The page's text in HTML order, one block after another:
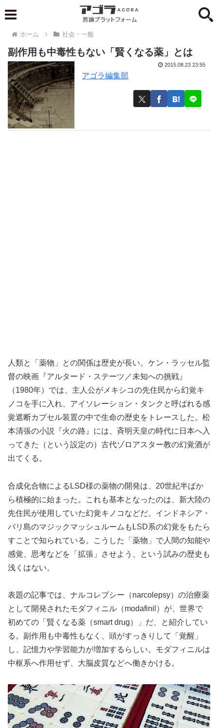
ホーム 社会・一般
副作用も中毒性もない「賢くなる薬」とは
アゴラ編集部
2015.08.23 23:55
人類と「薬物」との関係は歴史が長い。ケン・ラッセル監
督の映画『アルタード・ステーツ／未知への挑戦』
（1980年）では、主人公がメキシコの先住民から幻覚キ
ノコを手に入れ、アイソレーション・タンクと呼ばれる感
覚遮断カプセル装置の中で生命の歴史をトレースした。松
本清張の小説『火の路』には、斉明天皇の時代に日本へ入
ってきた（という設定の）古代ゾロアスター教の幻覚酒が
出てくる。
合成化合物によるLSD様の薬物の開発は、20世紀半ばか
ら積極的に始まった。これも基本となったのは、新大陸の
先住民が使用していた幻覚キノコなどだ。インドネシア・
バリ島のマジックマッシュルームもLSD系の幻覚をもたら
すことで知られている。こうした「薬物」で人間の知能や
感覚、思考などを「拡張」させよう、という試みの歴史も
浅くはない。
表題の記事では、ナルコレプシー（narcolepsy）の治療薬
として開発されたモダフィニル（modafinil）が、世界で
初めての「賢くなる薬（smart drug）」だ、と紹介してい
る。副作用も中毒性もなく、頭がすっきりして「覚醒」
し、記憶力や学習能力が増加するらしい。モダフィニルは
中枢系へ作用せず、大脳皮質などへ働きかける。